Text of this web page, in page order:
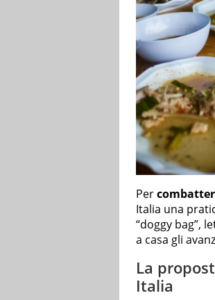
Per
Italia una
“doggy bag”,
a casa gli
La
Italia